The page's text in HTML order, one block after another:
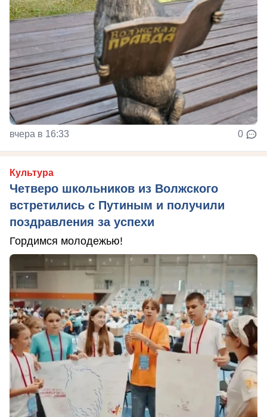
вчера в 16:33 0
Культура
Четверо школьников из Волжского
встретились с Путиным и получили
поздравления за успехи
Гордимся молодежью!